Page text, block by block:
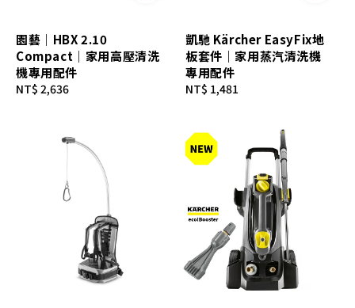
園藝｜HBX 2.10
Compact｜家用高壓清洗
機專用配件
Regular
NT$ 2,636
凱馳 Kärcher EasyFix地
板套件｜家用蒸汽清洗機
專用配件
Regular
NT$ 1,481